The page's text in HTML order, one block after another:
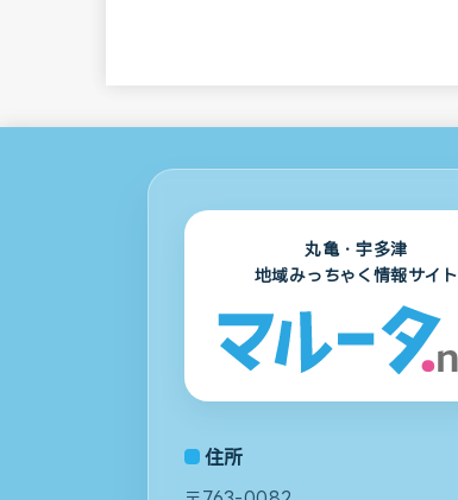
丸亀・宇多津
地域みっちゃく情報サイト
住所